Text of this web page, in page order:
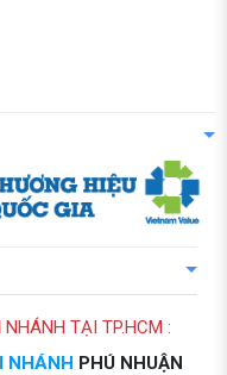
NHÁNH TẠI TP.HCM :
NHÁNH PHÚ NHUẬN